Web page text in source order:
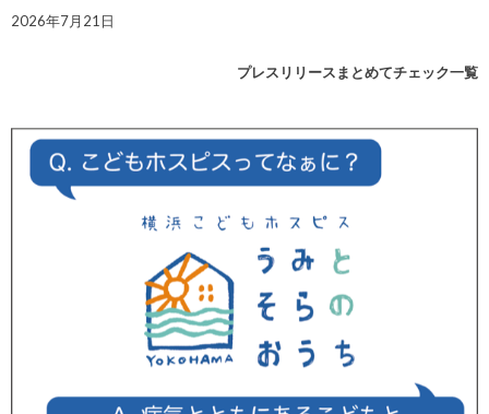
2026年7月21日
プレスリリースまとめてチェック一覧